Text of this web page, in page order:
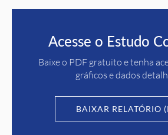
Acesse o Estudo
Baixe o PDF gratuito e tenha
gráficos e dados
BAIXAR RELATÓRIO